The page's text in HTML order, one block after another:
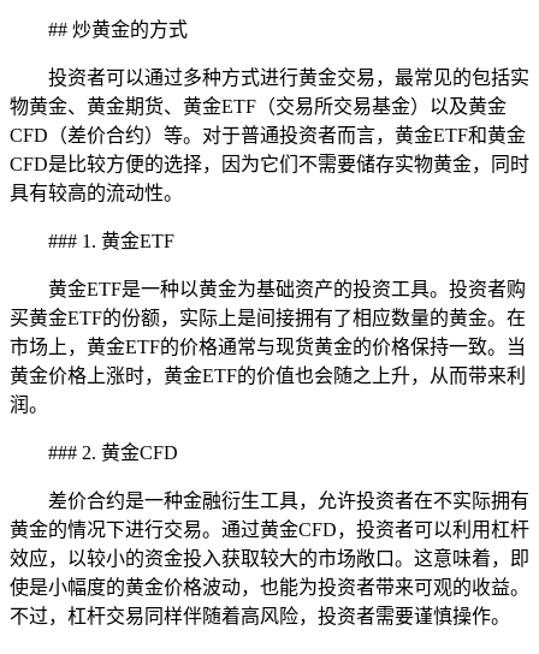
## 炒黄金的方式
投资者可以通过多种方式进行黄金交易，最常见的包括实
物黄金、黄金期货、黄金ETF（交易所交易基金）以及黄金
CFD（差价合约）等。对于普通投资者而言，黄金ETF和黄金
CFD是比较方便的选择，因为它们不需要储存实物黄金，同时
具有较高的流动性。
### 1. 黄金ETF
黄金ETF是一种以黄金为基础资产的投资工具。投资者购
买黄金ETF的份额，实际上是间接拥有了相应数量的黄金。在
市场上，黄金ETF的价格通常与现货黄金的价格保持一致。当
黄金价格上涨时，黄金ETF的价值也会随之上升，从而带来利
润。
### 2. 黄金CFD
差价合约是一种金融衍生工具，允许投资者在不实际拥有
黄金的情况下进行交易。通过黄金CFD，投资者可以利用杠杆
效应，以较小的资金投入获取较大的市场敞口。这意味着，即
使是小幅度的黄金价格波动，也能为投资者带来可观的收益。
不过，杠杆交易同样伴随着高风险，投资者需要谨慎操作。